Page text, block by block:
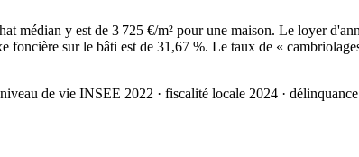
y est de 3 725 €/m² pour une maison. Le loyer
foncière sur le bâti est de 31,67 %. Le taux de «
de vie INSEE 2022 · fiscalité locale 2024 ·